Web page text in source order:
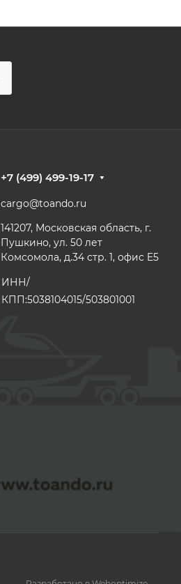
+7 (499) 499-19-17
cargo@toando.ru
141207, Московская область, г.
Пушкино, ул. 50 лет
Комсомола, д.34 стр. 1, офис E5
ИНН/
КПП:5038104015/503801001